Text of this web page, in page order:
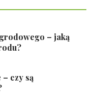
– jaką
czy są